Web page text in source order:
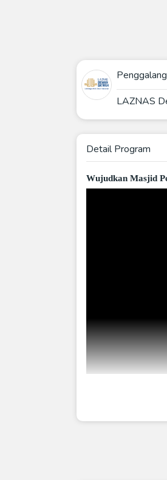
LAZNAS
Detail Program
Wujudkan Masjid
Laznas Dewan